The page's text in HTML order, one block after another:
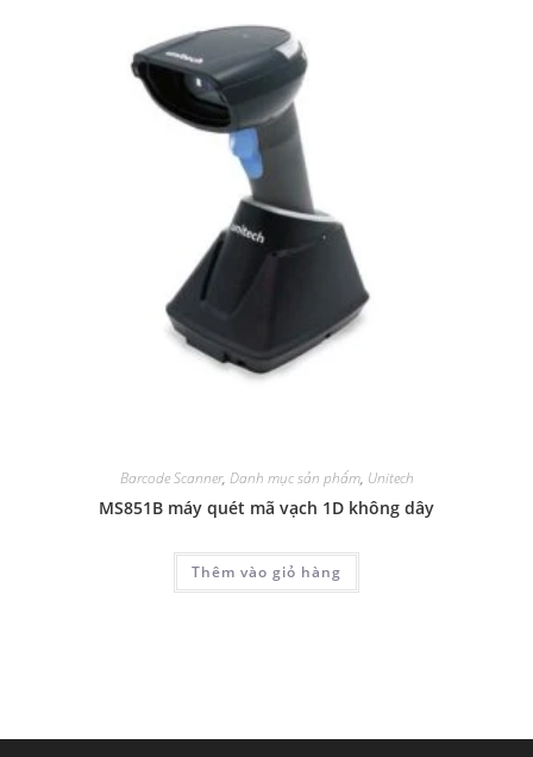
Barcode Scanner, Danh mục sản phẩm, Unitech
MS851B máy quét mã vạch 1D không dây
Thêm vào giỏ hàng